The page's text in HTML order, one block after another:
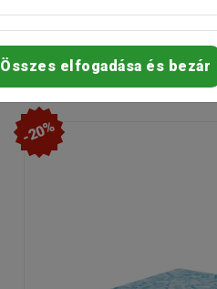
1 434 Ft 1 793 Ft
Kosárba
-20%
Összes elfogadása és bezár